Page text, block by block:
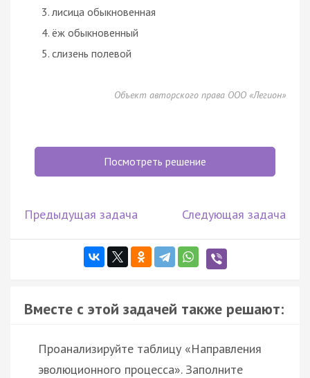
лисица обыкновенная
ёж обыкновенный
слизень полевой
Объект авторского права ООО «Легион»
Посмотреть решение
Предыдущая задача Следующая задача
Вместе с этой задачей также решают:
Проанализируйте таблицу «Направления
эволюционного процесса». Заполните